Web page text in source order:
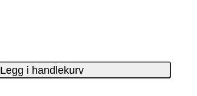
Legg i handlekurv